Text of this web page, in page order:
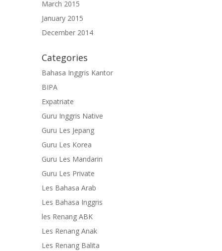
March 2015
January 2015
December 2014
Categories
Bahasa Inggris Kantor
BIPA
Expatriate
Guru Inggris Native
Guru Les Jepang
Guru Les Korea
Guru Les Mandarin
Guru Les Private
Les Bahasa Arab
Les Bahasa Inggris
les Renang ABK
Les Renang Anak
Les Renang Balita